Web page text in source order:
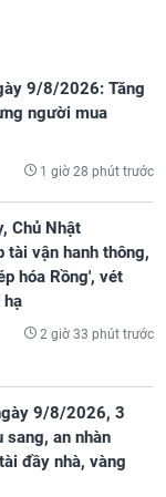
9/8/2026: Tăng
người mua
1 giờ 28 phút trước
Chủ Nhật
vận hanh thông,
hóa Rồng', vét
hạ
2 giờ 33 phút trước
9/8/2026, 3
sang, an nhàn
đầy nhà, vàng